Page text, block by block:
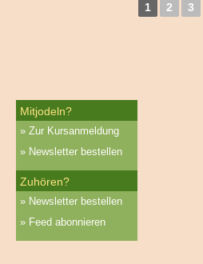
Mitjodeln?
Zur Kursanmeldung
Newsletter bestellen
Zuhören?
Newsletter bestellen
Feed abonnieren
1 2 3